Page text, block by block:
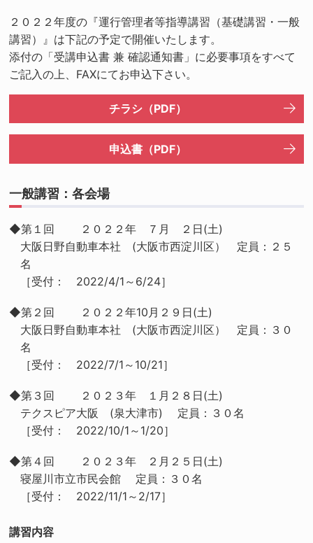
２０２２年度の『運行管理者等指導講習（基礎講習・一般
講習）』は下記の予定で開催いたします。
添付の「受講申込書 兼 確認通知書」に必要事項をすべて
ご記入の上、FAXにてお申込下さい。
チラシ（PDF）
申込書（PDF）
一般講習：各会場
◆第１回 ２０２２年 ７月 ２日(土)
大阪日野自動車本社 (大阪市西淀川区） 定員：２５
名
［受付： 2022/4/1～6/24］
◆第２回 ２０２２年10月２９日(土)
大阪日野自動車本社 (大阪市西淀川区） 定員：３０
名
［受付： 2022/7/1～10/21］
◆第３回 ２０２３年 １月２８日(土)
テクスピア大阪 (泉大津市) 定員：３０名
［受付： 2022/10/1～1/20］
◆第４回 ２０２３年 ２月２５日(土)
寝屋川市立市民会館 定員：３０名
［受付： 2022/11/1～2/17］
講習内容